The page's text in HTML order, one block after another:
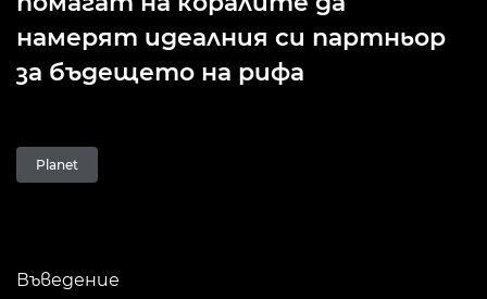
намерят идеалния си партньор
за бъдещето на рифа
Planet
Въведение